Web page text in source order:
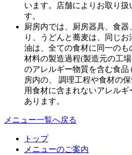
います。店舗によりお取り扱
す。
厨房内では、厨房器具、食
り、うどんと蕎麦は、同じ
油は、全ての食材に同一の
材料の製造過程(製造元の工
のアレルギー物質を含む食
房内の、 調理工程や食材の
用食材に含まれないアレル
あります。
メニュー一覧へ戻る
トップ
メニューのご案内